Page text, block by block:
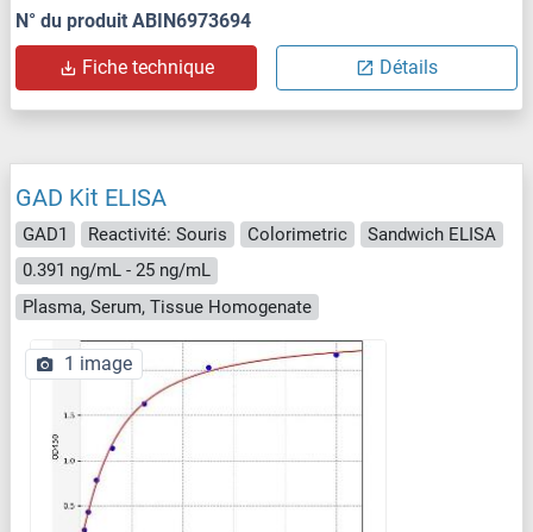
N° du produit ABIN6973694
Fiche technique Détails
GAD Kit ELISA
GAD1 Reactivité: Souris Colorimetric
Sandwich ELISA
0.391 ng/mL - 25 ng/mL
Plasma, Serum, Tissue Homogenate
1 image